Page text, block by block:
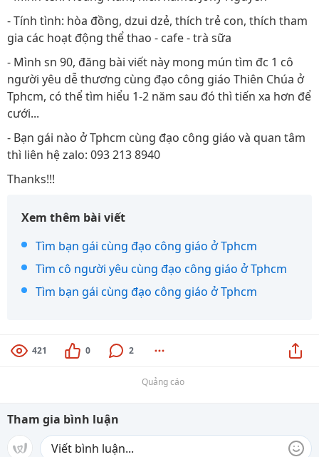
- Tính tình: hòa đồng, dzui dzẻ, thích trẻ con, thích tham
gia các hoạt động thể thao - cafe - trà sữa
- Mình sn 90, đăng bài viết này mong mún tìm đc 1 cô
người yêu dễ thương cùng đạo công giáo Thiên Chúa ở
Tphcm, có thể tìm hiểu 1-2 năm sau đó thì tiến xa hơn để
cưới...
- Bạn gái nào ở Tphcm cùng đạo công giáo và quan tâm
thì liên hệ zalo: 093 213 8940
Thanks!!!
Xem thêm bài viết
Tìm bạn gái cùng đạo công giáo ở Tphcm
Tìm cô người yêu cùng đạo công giáo ở Tphcm
Tìm bạn gái cùng đạo công giáo ở Tphcm
421 0 2
Quảng cáo
Tham gia bình luận